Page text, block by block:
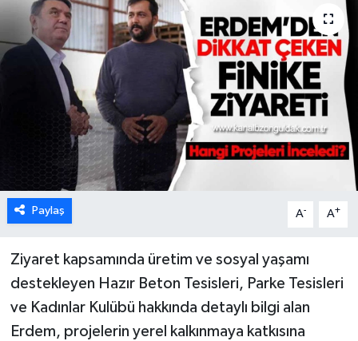
Paylaş A- A+
Ziyaret kapsamında üretim ve sosyal yaşamı
destekleyen Hazır Beton Tesisleri, Parke Tesisleri
ve Kadınlar Kulübü hakkında detaylı bilgi alan
Erdem, projelerin yerel kalkınmaya katkısına
Karabük
Spor
Ulusal